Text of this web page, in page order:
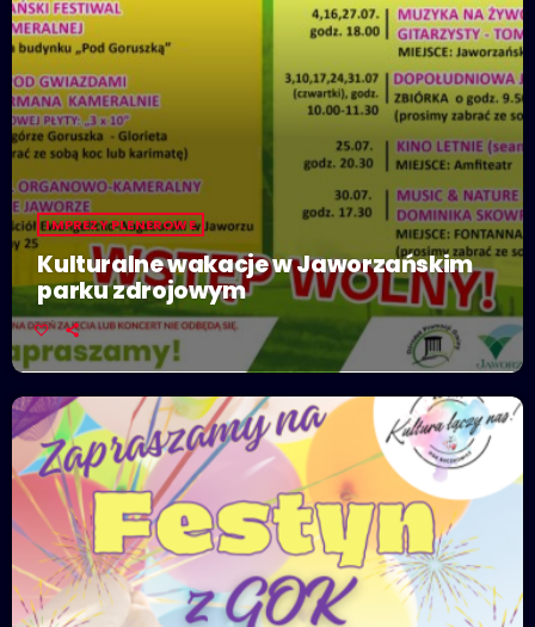
IMPREZY PLENEROWE
Kulturalne wakacje w Jaworzańskim
parku zdrojowym